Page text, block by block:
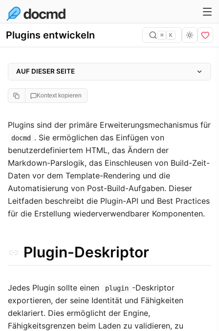
Plugins entwickeln ⌘ K
Kontext kopieren
Plugins sind der primäre Erweiterungsmechanismus für
docmd
. Sie ermöglichen das Einfügen von
benutzerdefiniertem HTML, das Ändern der
Markdown-Parslogik, das Einschleusen von Build-Zeit-
Daten vor dem Template-Rendering und die
Automatisierung von Post-Build-Aufgaben. Dieser
Leitfaden beschreibt die Plugin-API und Best Practices
für die Erstellung wiederverwendbarer Komponenten.
Plugin-Deskriptor
Jedes Plugin sollte einen plugin -Deskriptor
exportieren, der seine Identität und Fähigkeiten
deklariert. Dies ermöglicht der Engine,
Fähigkeitsgrenzen beim Laden zu validieren, zu
AUF DIESER SEITE
Plugin-Deskriptor
Kern-Fähigkeiten
Plugin-API-Referenz
Ein lokales Plugin erstellen
Plugin-Isolierung
Lebenszyklus-Hooks
onBeforeRender und PageContext
Vertiefung: Asset-Einbindung
Plugins übersetzen (i18n)
Best Practices